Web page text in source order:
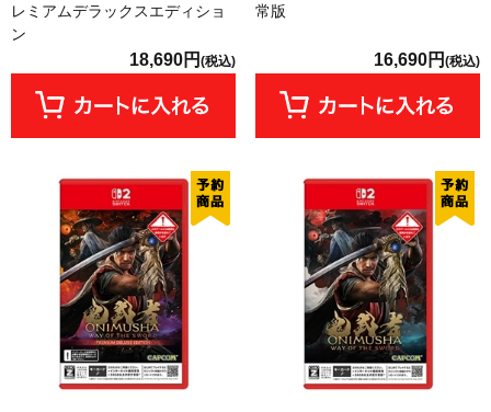
レミアムデラックスエディショ
ン
18,690円 (税込)
常版
16,690円 (税込)